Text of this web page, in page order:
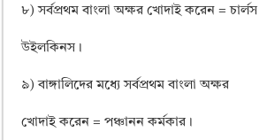
৮) সর্বপ্রথম বাংলা অক্ষর খোদাই করেন = চার্লস
উইলকিনস।
৯) বাঙ্গালিদের মধ্যে সর্বপ্রথম বাংলা অক্ষর
খোদাই করেন = পঞ্চানন কর্মকার।